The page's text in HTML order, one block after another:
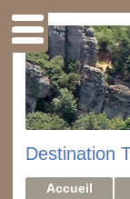
Destination
Accueil